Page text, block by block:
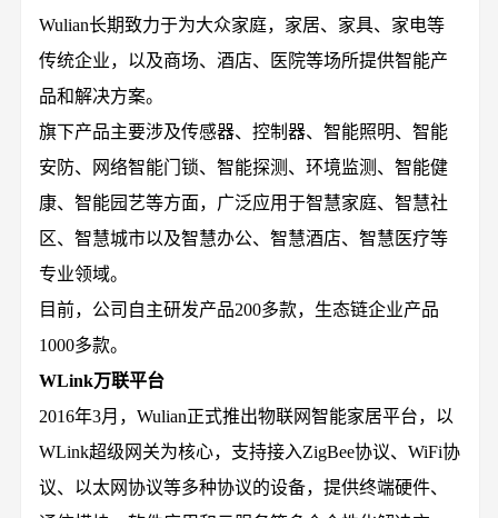
Wulian长期致力于为大众家庭，家居、家具、家电等
传统企业，以及商场、酒店、医院等场所提供智能产
品和解决方案。
旗下产品主要涉及传感器、控制器、智能照明、智能
安防、网络智能门锁、智能探测、环境监测、智能健
康、智能园艺等方面，广泛应用于智慧家庭、智慧社
区、智慧城市以及智慧办公、智慧酒店、智慧医疗等
专业领域。
目前，公司自主研发产品200多款，生态链企业产品
1000多款。
WLink万联平台
2016年3月，Wulian正式推出物联网智能家居平台，以
WLink超级网关为核心，支持接入ZigBee协议、WiFi协
议、以太网协议等多种协议的设备，提供终端硬件、